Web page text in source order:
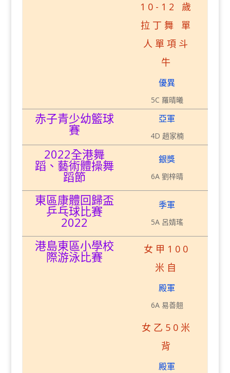
10-12 歲
拉丁舞 單
人單項斗
牛
優異
5C 羅晴曦
赤子青少幼籃球
賽
亞軍
4D 趙家楠
2022全港舞
蹈、藝術體操舞
蹈節
銀獎
6A 劉梓晴
東區康體回歸盃
乒乓球比賽
2022
季軍
5A 呂婧瑤
港島東區小學校
際游泳比賽
女甲100
米自
殿軍
6A 易善翹
女乙50米
背
殿軍